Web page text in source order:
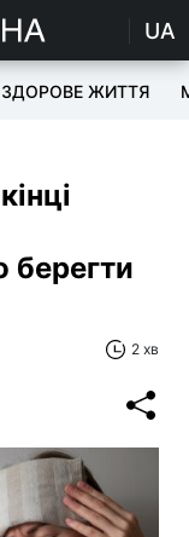
UA
ЗДОРОВЕ ЖИТТЯ
берегти
2 хв